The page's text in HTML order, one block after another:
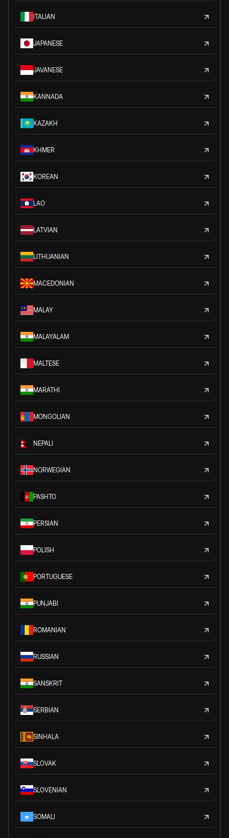
ITALIAN
JAPANESE
JAVANESE
KANNADA
KAZAKH
KHMER
KOREAN
LAO
LATVIAN
LITHUANIAN
MACEDONIAN
MALAY
MALAYALAM
MALTESE
MARATHI
MONGOLIAN
NEPALI
NORWEGIAN
PASHTO
PERSIAN
POLISH
PORTUGUESE
PUNJABI
ROMANIAN
RUSSIAN
SANSKRIT
SERBIAN
SINHALA
SLOVAK
SLOVENIAN
SOMALI